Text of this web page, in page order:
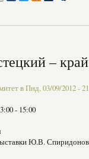
–
в Пнд, 03/09/2012 -
- 15:00
Ю.В.